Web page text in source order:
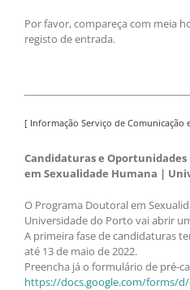
Por favor, compareça com meia
registo de entrada.
[ Informação Serviço de Comunicação
Candidaturas e
em Sexualidade Humana |
O Programa Doutoral em
Universidade do Porto vai abrir
A primeira fase de candidaturas
até 13 de maio de 2022.
Preencha já o formulário de pré-
https://docs.google.com/forms/d/